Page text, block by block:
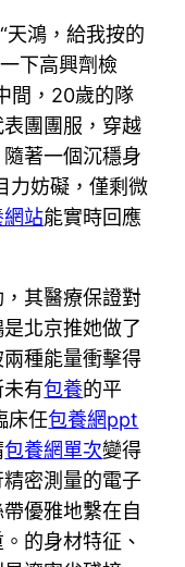
天鴻，給我按的
下高興劑檢
間，20歲的隊
團團服，穿越
著一個沉穩身
妨礙，僅剩微
網站能實時回應
其醫療保證對
北京推她做了
種能量衝擊得
未有包養的平
床任包養網ppt
包養網單次變得
密測量的電子
優雅地繫在自
的身材特征、